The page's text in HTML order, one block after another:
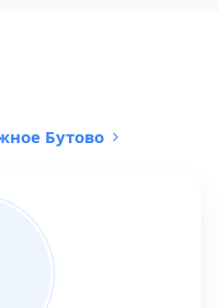
Бутово